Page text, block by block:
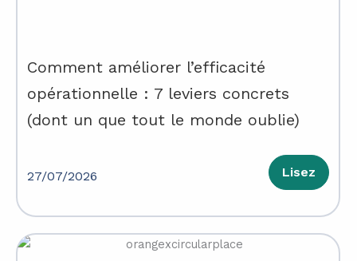
Comment améliorer l’efficacité
opérationnelle : 7 leviers concrets
(dont un que tout le monde oublie)
27/07/2026 Lisez